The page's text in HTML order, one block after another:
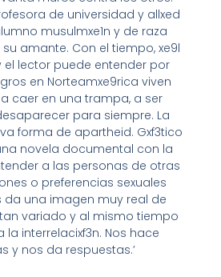
de universidad y allxed
musulmxe1n y de raza
su amante. Con el tiempo, xe9l
el lector puede entender por
en Norteamxe9rica viven
caer en una trampa, a ser
para siempre. La
forma de apartheid. Gxf3tico
novela documental con la
a las personas de otras
o preferencias sexuales
da una imagen muy real de
variado y al mismo tiempo
interrelacixf3n. Nos hace
y nos da respuestas.’